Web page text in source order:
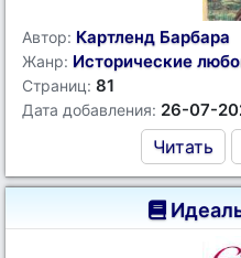
Автор: Картленд Барбара
Жанр: Исторические
Страниц: 81
Дата добавления: 26-07-
Читать